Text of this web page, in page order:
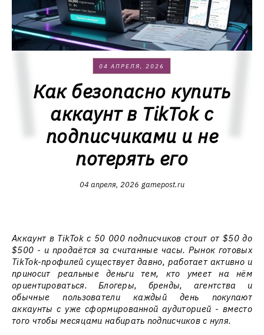
04 АПРЕЛЯ, 2026
Как безопасно купить
аккаунт в TikTok с
подписчиками и не
потерять его
04 апреля, 2026 gamepost.ru
Аккаунт в TikTok с 50 000 подписчиков стоит от $50 до
$500 - и продаётся за считанные часы. Рынок готовых
TikTok-профилей существует давно, работает активно и
приносит реальные деньги тем, кто умеет на нём
ориентироваться. Блогеры, бренды, агентства и
обычные пользователи каждый день покупают
аккаунты с уже сформированной аудиторией - вместо
того чтобы месяцами набирать подписчиков с нуля.